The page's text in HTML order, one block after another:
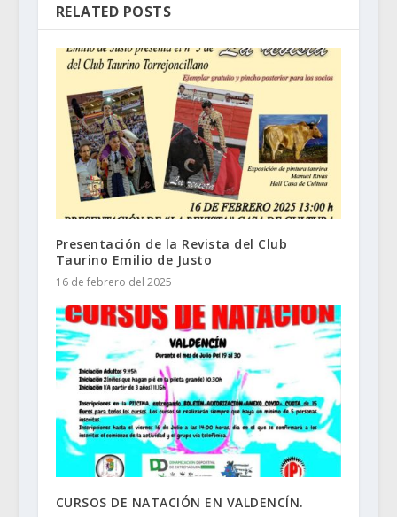
RELATED POSTS
Presentación de la Revista del Club
Taurino Emilio de Justo
16 de febrero del 2025
CURSOS DE NATACIÓN EN VALDENCÍN.